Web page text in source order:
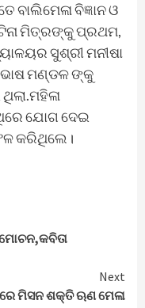
ବିଜ୍ଞାନ ଓ
ମିତ୍ରଙ୍କୁ ପ୍ରଥମ,
ସୁଶ୍ରୀ ମନୀଷା
ମଣ୍ଡଳ ଙ୍କୁ
ଯୋଗ ଦେଇ
କରିଥିଲେ।
Next
ମିସନ ଶକ୍ତି ଋଣ ମେଳା